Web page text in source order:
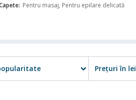
Pentru masaj, Pentru epilare delicată
Preţuri în lei